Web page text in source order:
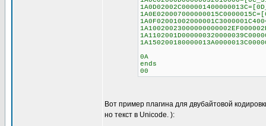
0A
ends
00
Вот пример плагина для двубайтовой
но текст в Unicode. ):